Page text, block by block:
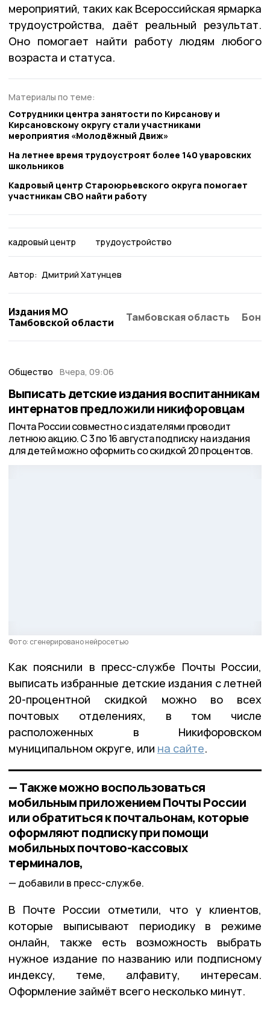
мероприятий, таких как Всероссийская ярмарка
трудоустройства, даёт реальный результат.
Оно помогает найти работу людям любого
возраста и статуса.
Материалы по теме:
Сотрудники центра занятости по Кирсанову и
Кирсановскому округу стали участниками
мероприятия «Молодёжный Движ»
На летнее время трудоустроят более 140 уваровских
школьников
Кадровый центр Староюрьевского округа помогает
участникам СВО найти работу
кадровый центр трудоустройство
Автор: Дмитрий Хатунцев
Издания МО
Тамбовской области
Тамбовская область
Общество Вчера, 09:06
Выписать детские издания воспитанникам
интернатов предложили никифоровцам
Почта России совместно с издателями проводит
летнюю акцию. С 3 по 16 августа подписку на издания
для детей можно оформить со скидкой 20 процентов.
Фото: сгенерировано нейросетью
Как пояснили в пресс-службе Почты России,
выписать избранные детские издания с летней
20-процентной скидкой можно во всех
почтовых отделениях, в том числе
расположенных в Никифоровском
муниципальном округе, или на сайте.
— Также можно воспользоваться
мобильным приложением Почты России
или обратиться к почтальонам, которые
оформляют подписку при помощи
мобильных почтово-кассовых
терминалов,
добавили в пресс-службе.
В Почте России отметили, что у клиентов,
которые выписывают периодику в режиме
онлайн, также есть возможность выбрать
нужное издание по названию или подписному
индексу, теме, алфавиту, интересам.
Оформление займёт всего несколько минут.